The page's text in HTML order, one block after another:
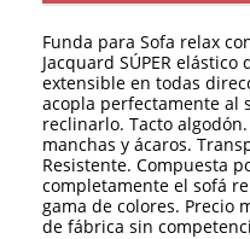
Funda para Sofa relax
Jacquard SÚPER elástico
extensible en todas
acopla perfectamente al
reclinarlo. Tacto
manchas y ácaros.
Resistente. Compuesta
completamente el sofá
gama de colores. Precio
de fábrica sin